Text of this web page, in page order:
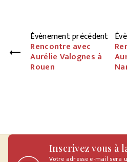
Évènement précédent
Rencontre avec
Aurélie Valognes à
Rouen
Inscrivez vous à
Votre adresse e-mail sera